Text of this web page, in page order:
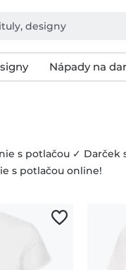
Nápady na
s potlačou ✓
s potlačou online!